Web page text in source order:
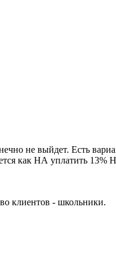
не выйдет. Есть
как НА уплатить
клиентов - школьники.